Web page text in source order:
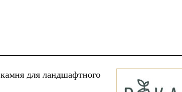
для ландшафтного